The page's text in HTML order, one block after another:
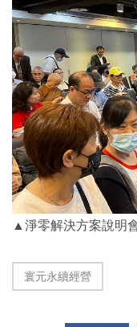
▲淨零解決方案說明
寰元永續經營